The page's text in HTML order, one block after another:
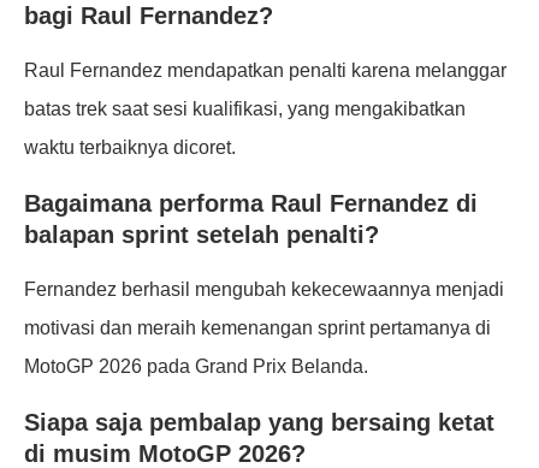
bagi Raul Fernandez?
Raul Fernandez mendapatkan penalti karena melanggar
batas trek saat sesi kualifikasi, yang mengakibatkan
waktu terbaiknya dicoret.
Bagaimana performa Raul Fernandez di
balapan sprint setelah penalti?
Fernandez berhasil mengubah kekecewaannya menjadi
motivasi dan meraih kemenangan sprint pertamanya di
MotoGP 2026 pada Grand Prix Belanda.
Siapa saja pembalap yang bersaing ketat
di musim MotoGP 2026?